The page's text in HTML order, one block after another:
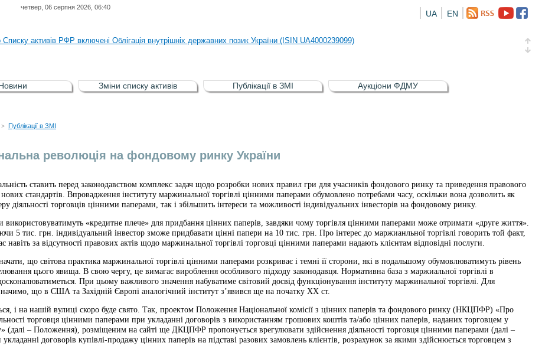
четвер, 06 серпня 2026, 06:40
EN
UA
активів РФР включені Облігація внутрішніх державних позик України (ISIN UA4000239099)
уваги власників облігацій ISIN UA5000008459 серії В ТОВ"ФАСТФІНАНС"
НКЦПФР від 04.08.2026 р.стосовно обігу цінних паперів окремих товариств
Зміни списку активів Публікації в ЗМІ Аукціони ФДМУ
> Публікації в ЗМІ
революція на фондовому ринку України
ставить перед законодавством комплекс задач щодо розробки нових правил гри для учасників фондового ринку та приведення правового
стандартів. Впровадження інституту маржинальної торгівлі цінними паперами обумовлено потребами часу, оскільки вона дозволить як
діяльності торговців цінними паперами, так і збільшить інтереси та можливості індивідуальних інвесторів на фондовому ринку.
використовуватимуть «кредитне плече» для придбання цінних паперів, завдяки чому торгівля цінними паперами може отримати «друге життя».
5 тис. грн. індивідуальний інвестор зможе придбавати цінні папери на 10 тис. грн. Про інтерес до маржианльної торгівлі говорить той факт,
навіть за відсутності правових актів щодо маржинальної торгівлі торговці цінними паперами надають клієнтам відповідні послуги.
що світова практика маржинальної торгівлі цінними паперами розкриває і темні її сторони, які в подальшому обумовлюватимуть рівень
цього явища. В свою чергу, це вимагає вироблення особливого підходу законодавця. Нормативна база з маржиальної торгівлі в
При цьому важливого значення набуватиме світовий досвід функціонування інституту маржинальної торгівлі. Для
що в США та Західній Європі аналогічний інститут з’явився ще на початку ХХ ст.
і на нашій вулиці скоро буде свято. Так, проектом Положення Національної комісії з цінних паперів та фондового ринку (НКЦПФР) «Про
торговця цінними паперами при укладанні договорів з використанням грошових коштів та/або цінних паперів, наданих торговцем у
(далі – Положення), розміщеним на сайті ще ДКЦПФР пропонується врегулювати здійснення діяльності торговця цінними паперами (далі –
договорів купівлі-продажу цінних паперів на підставі разових замовлень клієнтів, розрахунок за якими здійснюється торговцем з